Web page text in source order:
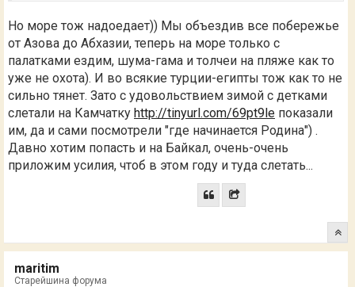
Но море тож надоедает)) Мы объездив все побережье
от Азова до Абхазии, теперь на море только с
палатками ездим, шума-гама и толчеи на пляже как то
уже не охота). И во всякие турции-египты тож как то не
сильно тянет. Зато с удовольствием зимой с детками
слетали на Камчатку http://tinyurl.com/69pt9le показали
им, да и сами посмотрели "где начинается Родина") .
Давно хотим попасть и на Байкал, очень-очень
приложим усилия, чтоб в этом году и туда слетать...
maritim
Старейшина форума